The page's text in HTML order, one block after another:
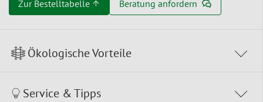
Zur Bestelltabelle ↑ Beratung anfordern
Ökologische Vorteile
Service & Tipps